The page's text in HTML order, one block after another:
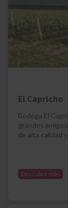
El Capricho
Bodega El
grandes
de alta calidad
Descubre más